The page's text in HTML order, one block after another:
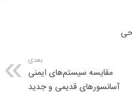
بعدی
مقایسه سیستم‌های ایمنی
آسانسورهای قدیمی و جدید